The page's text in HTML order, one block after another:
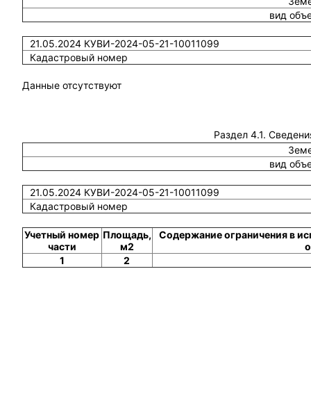
вид
21.05.2024 КУВИ-2024-05-21-10011099
Кадастровый номер
Данные отсутствуют
Раздел 4.1.
вид
21.05.2024 КУВИ-2024-05-21-10011099
Кадастровый номер
Учетный номер
части
Площадь,
м2
Содержание ограничения в
1
2